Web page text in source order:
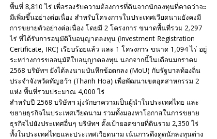
พื้นที่ 8,810 ไร่ เพื่อรองรับความต้องการที่ดินจากนักลงทุนที่คาดว่าจะ
มีเพิ่มขึ้นอย่างต่อเนื่อง สำหรับโครงการในประเทศเวียดนามยังคงมี
การขยายตัวอย่างต่อเนื่อง โดยมี 2 โครงการ ขนาดพื้นที่รวม 2,297
ไร่ ที่ได้รับการอนุมัติใบอนุญาตลงทุน (Investment Registration
Certificate, IRC) เรียบร้อยแล้ว และ 1 โครงการ ขนาด 1,094 ไร่ อยู่
ระหว่างการขออนุมัติใบอนุญาตลงทุน นอกจากนี้ในเดือนมกราคม
2568 บริษัทฯ ยังได้ลงนามบันทึกข้อตกลง (MoU) กับรัฐบาลท้องถิ่น
ประจำจังหวัดทัญฮว้า (Thanh Hoa) เพื่อพัฒนาเขตอุตสาหกรรม 2
แห่ง พื้นที่รวมประมาณ 4,000 ไร่
สำหรับปี 2568 บริษัทฯ มุ่งรักษาความเป็นผู้นำในประเทศไทย และ
ขยายธุรกิจในประเทศเวียดนาม รวมทั้งมองหาโอกาสในการขยาย
ธุรกิจไปยังประเทศอื่นๆ บริษัทฯ ตั้งเป้ายอดขายที่ดินรวม 2,350 ไร่
ทั้งในประเทศไทยและประเทศเวียดนาม เน้นการดึงดูดนักลงทุนต่าง